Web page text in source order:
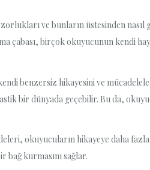
ve bunların üstesinden
çabası, birçok okuyucunun kendi
benzersiz hikayesini ve
bir dünyada geçebilir. Bu da,
okuyucuların hikayeye daha fazla
kurmasını sağlar.